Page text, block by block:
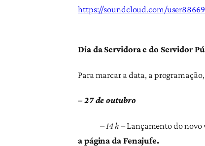
https://soundcloud.com/
Dia da Servidora e do Servidor
Para marcar a data, a
– 27 de outubro
– 14 h –Lançamento do novo
a página da Fenajufe.